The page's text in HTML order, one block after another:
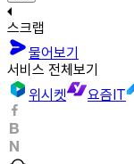
스크랩
물어보기
서비스 전체보기
위시켓
요즘IT